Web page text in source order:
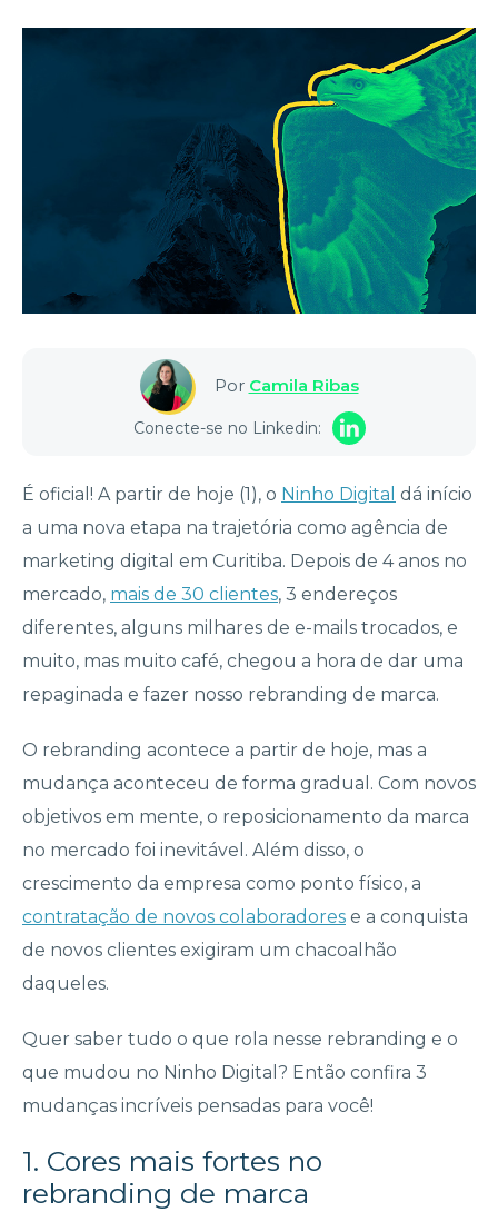
Por Camila Ribas
Conecte-se no Linkedin:
É oficial! A partir de hoje (1), o Ninho Digital dá início
a uma nova etapa na trajetória como agência de
marketing digital em Curitiba. Depois de 4 anos no
mercado, mais de 30 clientes, 3 endereços
diferentes, alguns milhares de e-mails trocados, e
muito, mas muito café, chegou a hora de dar uma
repaginada e fazer nosso rebranding de marca.
O rebranding acontece a partir de hoje, mas a
mudança aconteceu de forma gradual. Com novos
objetivos em mente, o reposicionamento da marca
no mercado foi inevitável. Além disso, o
crescimento da empresa como ponto físico, a
contratação de novos colaboradores e a conquista
de novos clientes exigiram um chacoalhão
daqueles.
Quer saber tudo o que rola nesse rebranding e o
que mudou no Ninho Digital? Então confira 3
mudanças incríveis pensadas para você!
1. Cores mais fortes no
rebranding de marca